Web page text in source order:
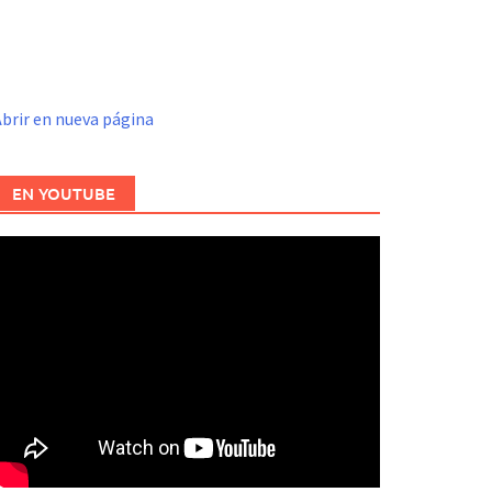
en nueva página
EN YOUTUBE